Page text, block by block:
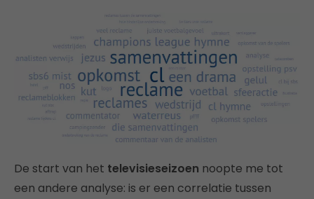
De start van het televisieseizoen noopte me tot
een andere analyse: is er een correlatie tussen